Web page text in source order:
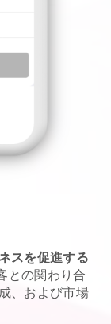
スを促進する
との関わり合
、および市場